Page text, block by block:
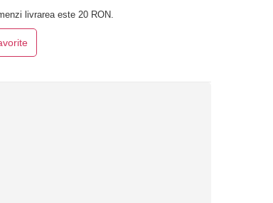
livrarea este 20 RON.